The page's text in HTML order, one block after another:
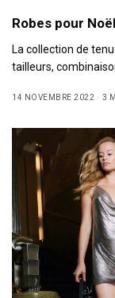
Robes pour
La collection de
tailleurs,
14 NOVEMBRE 2022 3